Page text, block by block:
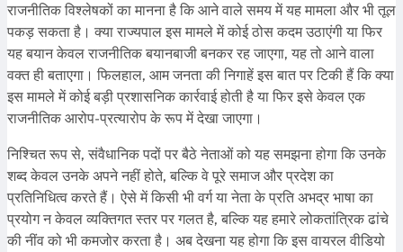
राजनीतिक विश्लेषकों का मानना है कि आने वाले समय में यह मामला और भी तूल
पकड़ सकता है। क्या राज्यपाल इस मामले में कोई ठोस कदम उठाएंगी या फिर
यह बयान केवल राजनीतिक बयानबाजी बनकर रह जाएगा, यह तो आने वाला
वक्त ही बताएगा। फिलहाल, आम जनता की निगाहें इस बात पर टिकी हैं कि क्या
इस मामले में कोई बड़ी प्रशासनिक कार्रवाई होती है या फिर इसे केवल एक
राजनीतिक आरोप-प्रत्यारोप के रूप में देखा जाएगा।
निश्चित रूप से, संवैधानिक पदों पर बैठे नेताओं को यह समझना होगा कि उनके
शब्द केवल उनके अपने नहीं होते, बल्कि वे पूरे समाज और प्रदेश का
प्रतिनिधित्व करते हैं। ऐसे में किसी भी वर्ग या नेता के प्रति अभद्र भाषा का
प्रयोग न केवल व्यक्तिगत स्तर पर गलत है, बल्कि यह हमारे लोकतांत्रिक ढांचे
की नींव को भी कमजोर करता है। अब देखना यह होगा कि इस वायरल वीडियो